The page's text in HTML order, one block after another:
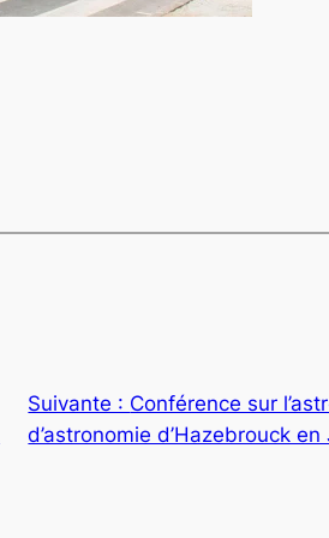
Suivante : Conférence sur
d’astronomie d’Hazebrouck